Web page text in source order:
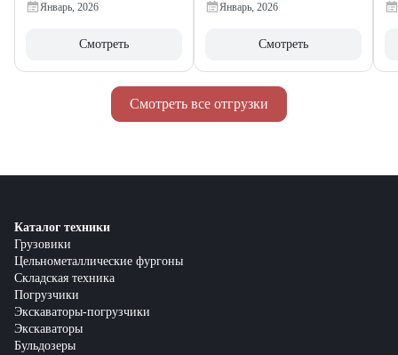
Смотреть все отгрузки
Январь, 2026
Смотреть
Январь, 2026
Смотреть
Каталог техники
Грузовики
Цельнометаллические фургоны
Складская техника
Погрузчики
Экскаваторы-погрузчики
Экскаваторы
Бульдозеры